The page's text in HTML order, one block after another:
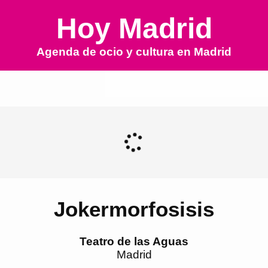
Hoy Madrid
Agenda de ocio y cultura en Madrid
Jokermorfosisis
Teatro de las Aguas
Madrid